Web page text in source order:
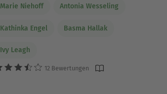
Marie Niehoff Antonia Wesseling
Kathinka Engel Basma Hallak
Ivy Leagh
12 Bewertungen